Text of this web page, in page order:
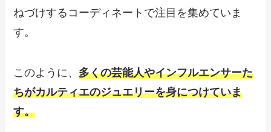
ねづけするコーディネートで注目を集めていま
す。
このように、多くの芸能人やインフルエンサーた
ちがカルティエのジュエリーを身につけていま
す。